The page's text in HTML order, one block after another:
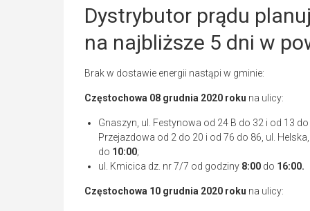
Dystrybutor prądu
na najbliższe 5 dni w
Brak w dostawie energii nastąpi w gminie:
Częstochowa 08 grudnia 2020 roku na ulicy:
Gnaszyn, ul. Festynowa od 24 B do 32 i od 13
Przejazdowa od 2 do 20 i od 76 do 86, ul.
do 10:00;
ul. Kmicica dz. nr 7/7 od godziny 8:00 do 16:00.
Częstochowa 10 grudnia 2020 roku na ulicy: